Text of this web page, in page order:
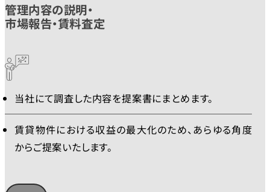
管理内容の説明・
市場報告・賃料査定
当社にて調査した内容を提案書にまとめます。
賃貸物件における収益の最大化のため、あらゆる角度
からご提案いたします。